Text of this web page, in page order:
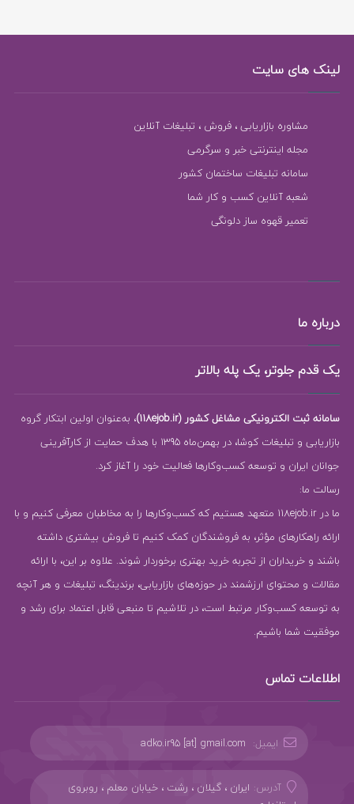
لینک های سایت
مشاوره بازاریابی ، فروش ، تبلیغات آنلاین
مجله اینترنتی خبر و سرگرمی
سامانه تبلیغات ساختمان کشور
شعبه آنلاین کسب و کار شما
تعمیر قهوه ساز دلونگی
درباره ما
یک قدم جلوتر، یک پله بالاتر
سامانه ثبت الکترونیکی مشاغل کشور (118ejob.ir)
، به‌عنوان اولین ابتکار گروه
بازاریابی و تبلیغات کوشا، در بهمن‌ماه 1395 با هدف حمایت از کارآفرینی
جوانان ایران و توسعه کسب‌وکارها فعالیت خود را آغاز کرد.
رسالت ما:
ما در 118ejob.ir متعهد هستیم که کسب‌وکارها را به مخاطبان معرفی کنیم و با
ارائه راهکارهای مؤثر، به فروشندگان کمک کنیم تا فروش بیشتری داشته
باشند و خریداران از تجربه خرید بهتری برخوردار شوند. علاوه بر این، با ارائه
مقالات و محتوای ارزشمند در حوزه‌های بازاریابی، برندینگ، تبلیغات و هر آنچه
به توسعه کسب‌وکار مرتبط است، در تلاشیم تا منبعی قابل اعتماد برای رشد و
موفقیت شما باشیم.
اطلاعات تماس
ایمیل: adko.ir95 [at] gmail.com
آدرس: ایران ، گیلان ، رشت ، خیابان معلم ، روبروی